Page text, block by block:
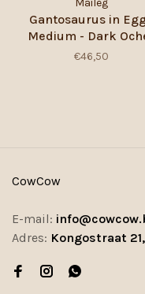
Maileg
Gantosaurus in
Medium - Dark
€46,50
CowCow
E-mail:
Adres: Kongostraat